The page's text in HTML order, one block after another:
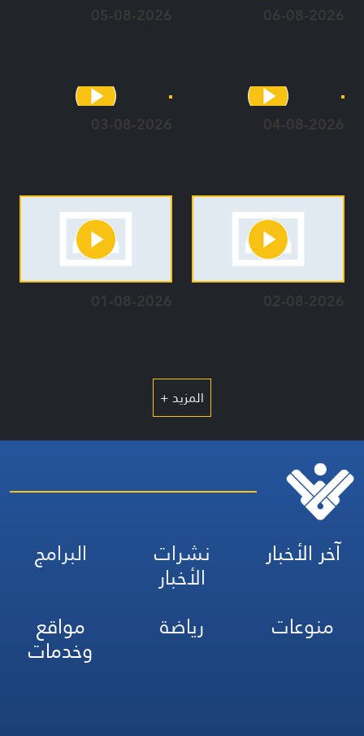
06-08-2026
05-08-2026
04-08-2026
03-08-2026
02-08-2026
01-08-2026
المزيد +
آخر الأخبار نشرات
الأخبار
البرامج
منوعات
رياضة مواقع
وخدمات